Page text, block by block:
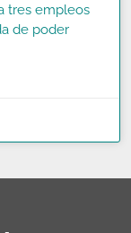
tres empleos
de poder